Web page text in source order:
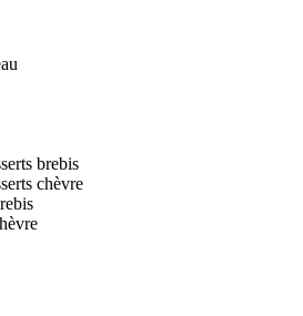
brebis
chèvre